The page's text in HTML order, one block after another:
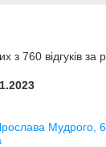
з 760 відгуків за
Мудрого,